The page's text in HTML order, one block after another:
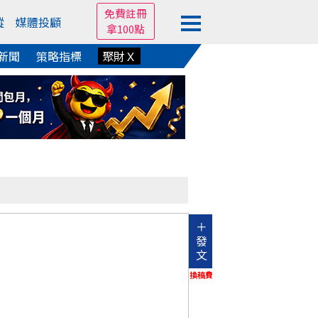
媒體投顧
免費註冊
拿100點
聞 策略指標 聚財Ｘ
＋
發
文
換稿費